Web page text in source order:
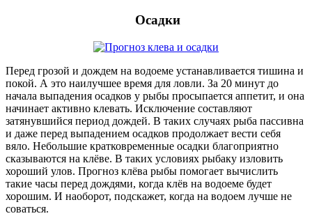
Осадки
Перед грозой и дождем на водоеме устанавливается тишина и
покой. А это наилучшее время для ловли. За 20 минут до
начала выпадения осадков у рыбы просыпается аппетит, и она
начинает активно клевать. Исключение составляют
затянувшийся период дождей. В таких случаях рыба пассивна
и даже перед выпадением осадков продолжает вести себя
вяло. Небольшие кратковременные осадки благоприятно
сказываются на клёве. В таких условиях рыбаку изловить
хороший улов. Прогноз клёва рыбы помогает вычислить
такие часы перед дождями, когда клёв на водоеме будет
хорошим. И наоборот, подскажет, когда на водоем лучше не
соваться.